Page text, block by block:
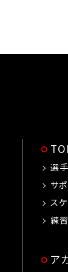
選
サ
ス
練
ア